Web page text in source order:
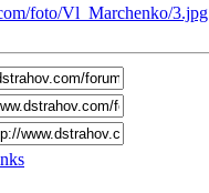
foto/Vl_Marchenko/3.jpg